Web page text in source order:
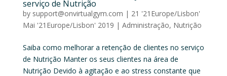
serviço de Nutrição
by support@onvirtualgym.com | 21 '21Europe/Lisbon'
Mai '21Europe/Lisbon' 2019 | Administração, Nutrição
Saiba como melhorar a retenção de clientes no serviço
de Nutrição Manter os seus clientes na área de
Nutrição Devido à agitação e ao stress constante que